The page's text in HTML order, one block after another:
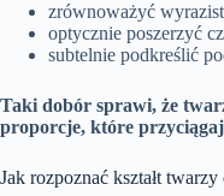
zrównoważyć
optycznie poszerzyć
subtelnie podkreślić
Taki dobór sprawi, że
proporcje, które
Jak rozpoznać kształt